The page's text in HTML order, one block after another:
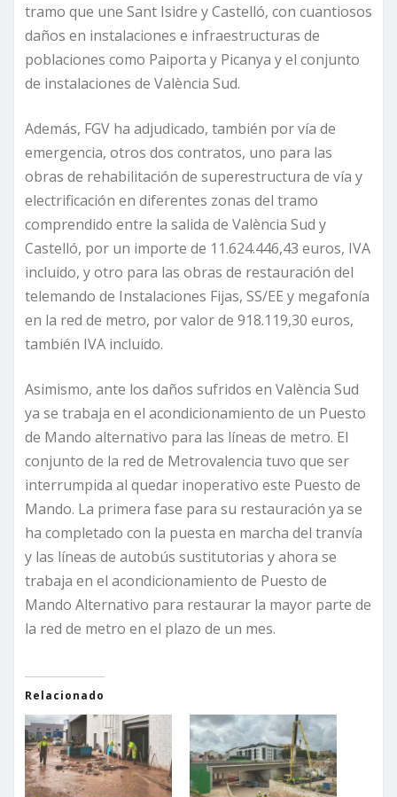
tramo que une Sant Isidre y Castelló, con cuantiosos
daños en instalaciones e infraestructuras de
poblaciones como Paiporta y Picanya y el conjunto
de instalaciones de València Sud.
Además, FGV ha adjudicado, también por vía de
emergencia, otros dos contratos, uno para las
obras de rehabilitación de superestructura de vía y
electrificación en diferentes zonas del tramo
comprendido entre la salida de València Sud y
Castelló, por un importe de 11.624.446,43 euros, IVA
incluido, y otro para las obras de restauración del
telemando de Instalaciones Fijas, SS/EE y megafonía
en la red de metro, por valor de 918.119,30 euros,
también IVA incluido.
Asimismo, ante los daños sufridos en València Sud
ya se trabaja en el acondicionamiento de un Puesto
de Mando alternativo para las líneas de metro. El
conjunto de la red de Metrovalencia tuvo que ser
interrumpida al quedar inoperativo este Puesto de
Mando. La primera fase para su restauración ya se
ha completado con la puesta en marcha del tranvía
y las líneas de autobús sustitutorias y ahora se
trabaja en el acondicionamiento de Puesto de
Mando Alternativo para restaurar la mayor parte de
la red de metro en el plazo de un mes.
Relacionado